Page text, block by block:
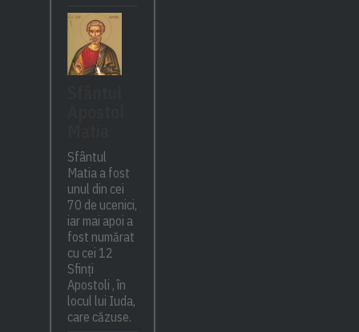
Sfântul
Matia a fost
unul din cei
70 de ucenici,
iar mai apoi a
fost numărat
cu cei 12
Sfinți
Apostoli , în
locul lui Iuda,
care căzuse.